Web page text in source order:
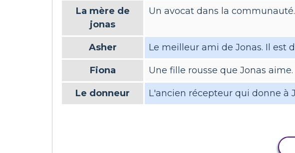
La mère de
jonas
Un avocat dans la communauté.
Asher Le meilleur ami de Jonas. Il est
Fiona Une fille rousse que Jonas aime.
Le donneur L'ancien récepteur qui donne à